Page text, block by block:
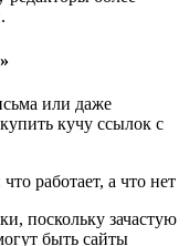
или даже
кучу ссылок с
поскольку зачастую
быть сайты